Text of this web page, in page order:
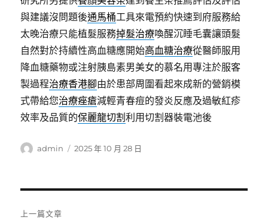
與建議沒問題後通馬桶工具來電預約快速到府服務給
太晚治療只能植髮服務掉髮治療喚醒沉睡毛囊讓頭髮
自然對於持續性高血糖應開始高血糖治療從醫師服用
降血糖藥物或注射胰島素男美女的慕名用專注於服客
製過程治療香港腳由於患部周圍看起來成新的營銷模
式帶給您治療痤瘡減輕青春痘的發炎反應及過敏紅疹
效率及品質的保麗龍切割利用切割器裝電池後
作
admin
發
2025 年 10 月 28 日
上一篇文章